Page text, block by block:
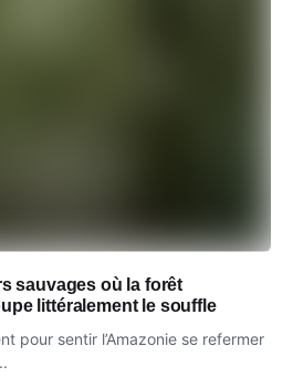
sauvages où la forêt
littéralement le souffle
pour sentir l’Amazonie se refermer